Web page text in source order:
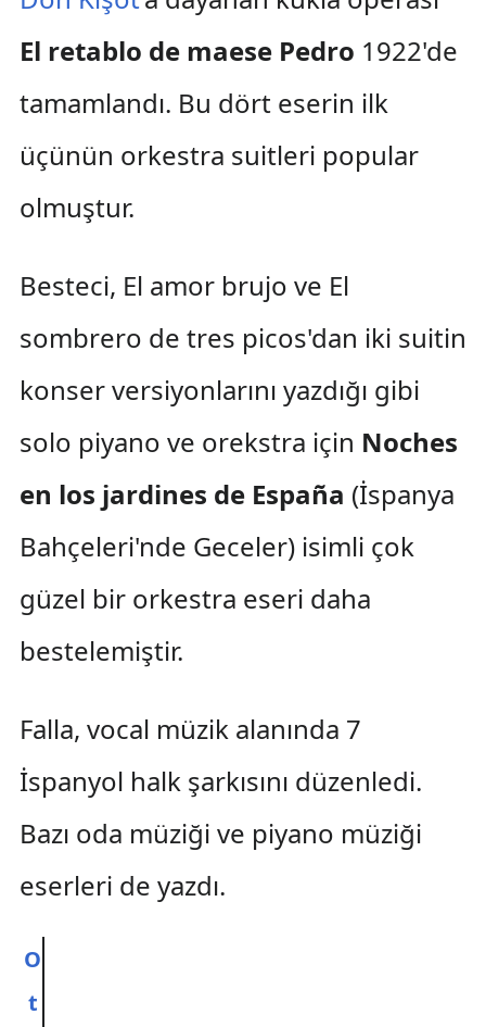
El retablo de maese Pedro 1922'de
tamamlandı. Bu dört eserin ilk
üçünün orkestra suitleri popular
olmuştur.
Besteci, El amor brujo ve El
sombrero de tres picos'dan iki suitin
konser versiyonlarını yazdığı gibi
solo piyano ve orekstra için Noches
en los jardines de España (İspanya
Bahçeleri'nde Geceler) isimli çok
güzel bir orkestra eseri daha
bestelemiştir.
Falla, vocal müzik alanında 7
İspanyol halk şarkısını düzenledi.
Bazı oda müziği ve piyano müziği
eserleri de yazdı.
O
t